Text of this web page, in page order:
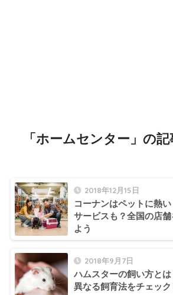
「ホームセンター」の
2018年12月15日
コーナンはペットに熱
サービスも？全国の店
よう
2018年9月7日
ハムスターの飼い方と
異なる飼育法をチェック